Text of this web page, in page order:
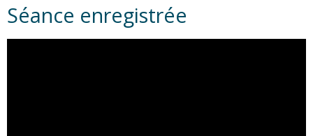
Séance enregistrée